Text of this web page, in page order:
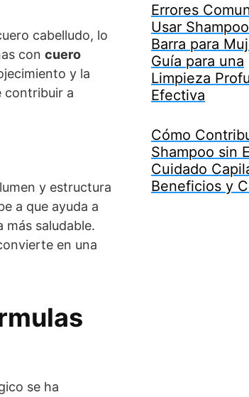
cabelludo, lo
con cuero
y la
contribuir a
y estructura
a que ayuda a
más saludable.
en una
se ha
Errores
Usar
Barra para
Guía para una
Limpieza
Efectiva
Cómo
Shampoo sin
Cuidado
Beneficios y